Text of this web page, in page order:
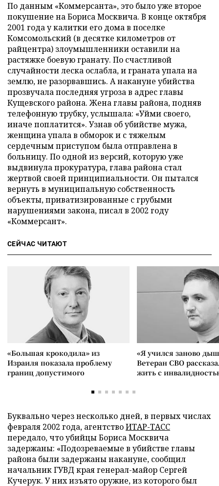
По данным «Коммерсанта», это было уже второе
покушение на Бориса Москвича. В конце октября
2001 года у калитки его дома в поселке
Комсомольский (в десятке километров от
райцентра) злоумышленники оставили на
растяжке боевую гранату. По счастливой
случайности леска ослабла, и граната упала на
землю, не разорвавшись. А накануне убийства
прозвучала последняя угроза в адрес главы
Кущевского района. Жена главы района, подняв
телефонную трубку, услышала: «Уйми своего,
иначе поплатится». Узнав об убийстве мужа,
женщина упала в обморок и с тяжелым
сердечным приступом была отправлена в
больницу. По одной из версий, которую уже
выдвинула прокуратура, глава района стал
жертвой своей принципиальности. Он пытался
вернуть в муниципальную собственность
объекты, приватизированные с грубыми
нарушениями закона, писал в 2002 году
«Коммерсант».
СЕЙЧАС ЧИТАЮТ
«Большая крокодила» из
Израиля показала проблему
границ допустимого
«Я учился заново
Ветеран СВО
жить с
Буквально через несколько дней, в первых числах
февраля 2002 года, агентствоИТАР-ТАСС
передало, что убийцы Бориса Москвича
задержаны: «Подозреваемые в убийстве главы
района были задержаны накануне, сообщил
начальник ГУВД края генерал-майор Сергей
Кучерук. У них изъято оружие, из которого был